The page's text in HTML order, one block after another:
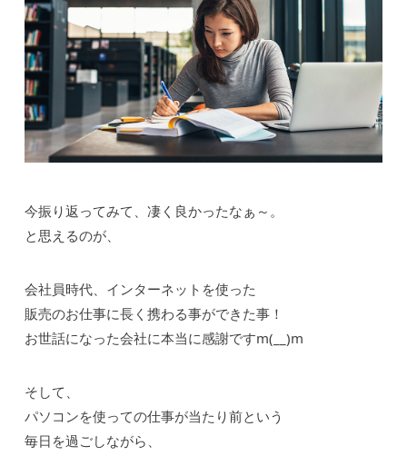
今振り返ってみて、凄く良かったなぁ～。
と思えるのが、
会社員時代、インターネットを使った
販売のお仕事に長く携わる事ができた事！
お世話になった会社に本当に感謝ですm(__)m
そして、
パソコンを使っての仕事が当たり前という
毎日を過ごしながら、